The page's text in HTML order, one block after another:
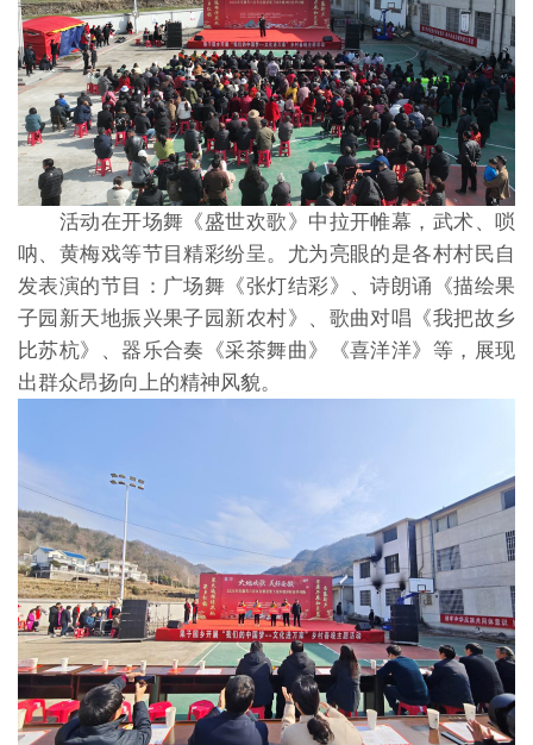
活动在开场舞《盛世欢歌》中拉开帷幕，武术、唢
呐、黄梅戏等节目精彩纷呈。尤为亮眼的是各村村民自
发表演的节目：广场舞《张灯结彩》、诗朗诵《描绘果
子园新天地振兴果子园新农村》、歌曲对唱《我把故乡
比苏杭》、器乐合奏《采茶舞曲》《喜洋洋》等，展现
出群众昂扬向上的精神风貌。